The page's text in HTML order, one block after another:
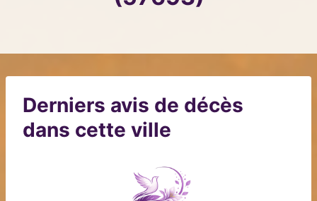
Derniers avis de décès
dans cette ville